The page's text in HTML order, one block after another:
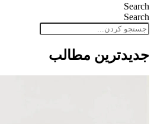
Search
Search
جدید‌ترین مطالب